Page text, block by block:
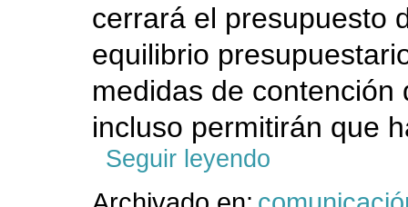
cerrará el presupuesto
equilibrio
medidas de contención
incluso permitirán que
Seguir leyendo